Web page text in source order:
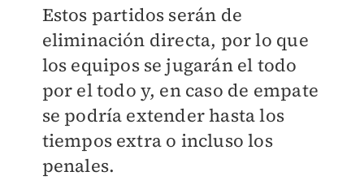
Estos partidos serán de
eliminación directa, por lo que
los equipos se jugarán el todo
por el todo y, en caso de empate
se podría extender hasta los
tiempos extra o incluso los
penales.